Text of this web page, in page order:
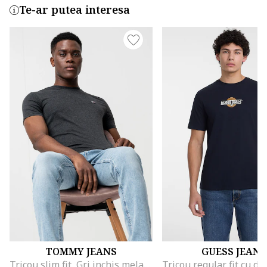
Te-ar putea interesa
TOMMY JEANS
GUESS JEANS